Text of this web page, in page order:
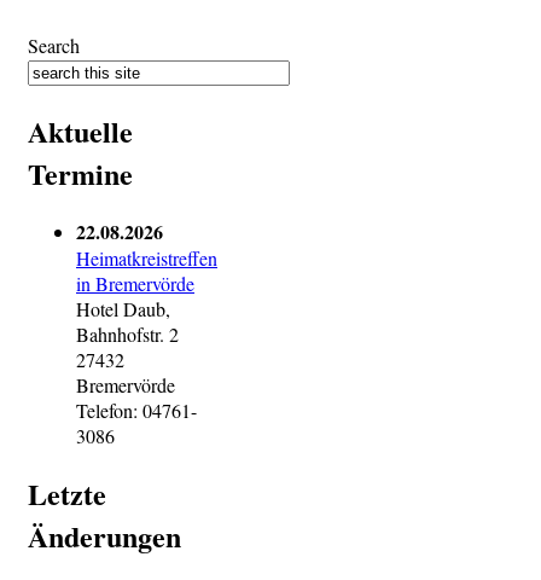
Search
Aktuelle
Termine
22.08.2026
Heimatkreistreffen
in Bremervörde
Hotel Daub,
Bahnhofstr. 2
27432
Bremervörde
Telefon: 04761-
3086
Letzte
Änderungen